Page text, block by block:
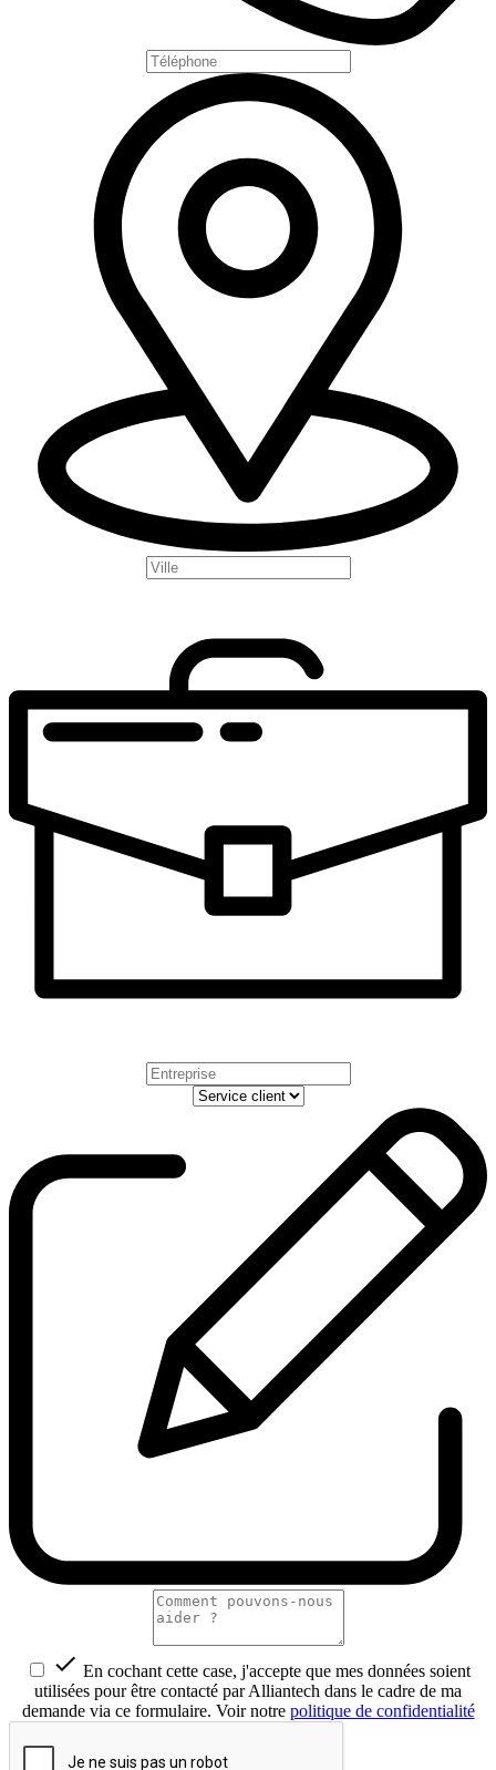
 En cochant cette case, j'accepte que mes données soient
utilisées pour être contacté par Alliantech dans le cadre de ma
demande via ce formulaire. Voir notre politique de confidentialité